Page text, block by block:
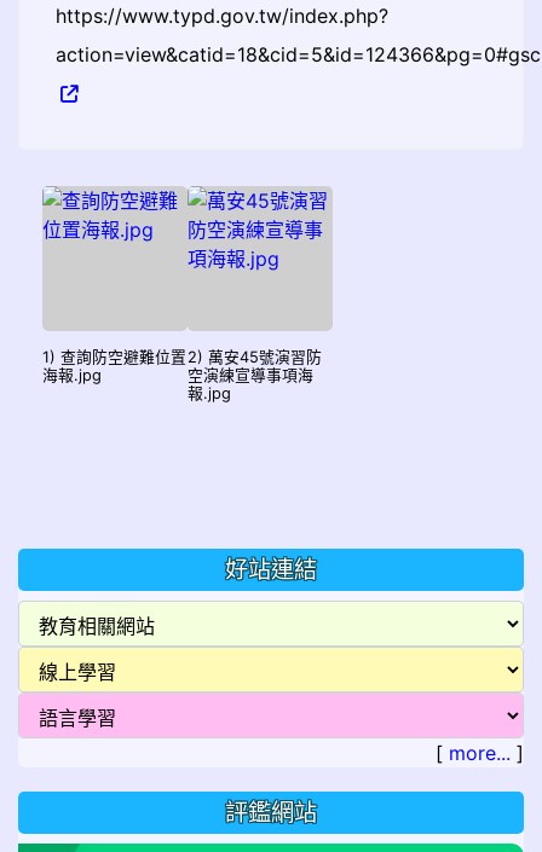
https://www.typd.gov.tw/index.php?
1) 查詢防空避難位置
海報.jpg
2) 萬安45號演習防
空演練宣導事項海
報.jpg
好站連結
[ more... ]
評鑑網站